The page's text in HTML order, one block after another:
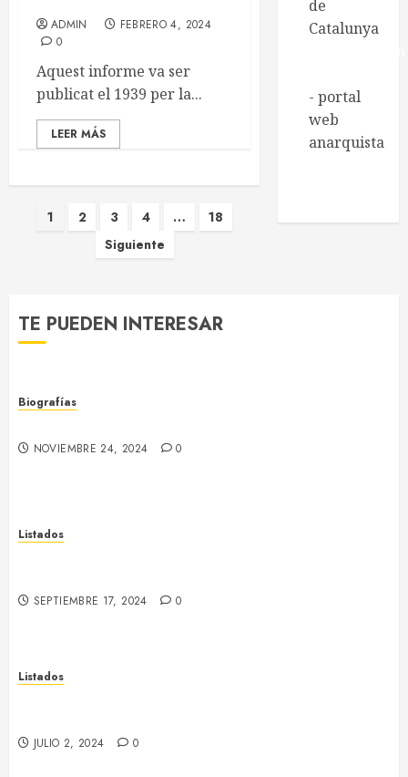
ADMIN
FEBRERO 4, 2024
0
Aquest informe va ser
publicat el 1939 per la...
LEER MÁS
Paginación
1 2 3 4 …
18
Siguiente
de
Catalunya
- portal
web
anarquista
TE PUEDEN INTERESAR
Biografías
NOVIEMBRE 24, 2024 0
Listados
SEPTIEMBRE 17, 2024 0
Listados
JULIO 2, 2024 0